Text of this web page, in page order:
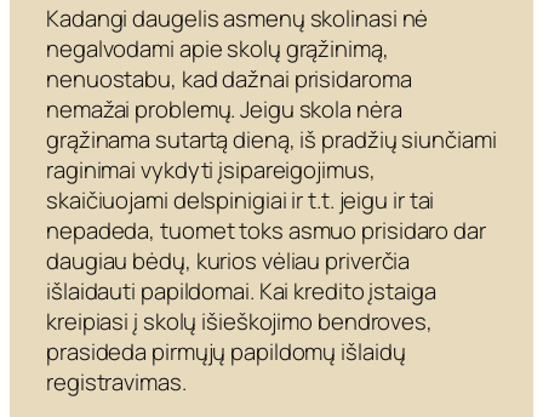
Kadangi daugelis asmenų skolinasi nė
negalvodami apie skolų grąžinimą,
nenuostabu, kad dažnai prisidaroma
nemažai problemų. Jeigu skola nėra
grąžinama sutartą dieną, iš pradžių siunčiami
raginimai vykdyti įsipareigojimus,
skaičiuojami delspinigiai ir t.t. jeigu ir tai
nepadeda, tuomet toks asmuo prisidaro dar
daugiau bėdų, kurios vėliau priverčia
išlaidauti papildomai. Kai kredito įstaiga
kreipiasi į skolų išieškojimo bendroves,
prasideda pirmųjų papildomų išlaidų
registravimas.